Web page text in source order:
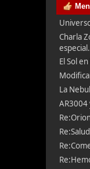
Charla
El Sol
La
AR3004